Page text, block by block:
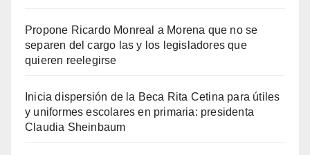
Propone Ricardo Monreal a Morena que no se
separen del cargo las y los legisladores que
quieren reelegirse
Inicia dispersión de la Beca Rita Cetina para útiles
y uniformes escolares en primaria: presidenta
Claudia Sheinbaum